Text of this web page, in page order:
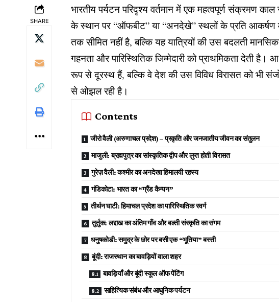
SHARE
भारतीय पर्यटन परिदृश्य वर्तमान में एक महत्वपूर्ण संक्रमण
के स्थान पर “ऑफबीट” या “अनदेखे” स्थलों के प्रति आकर्षण
तक सीमित नहीं है, बल्कि यह यात्रियों की उस बदलती
गहनता और पारिस्थितिक जिम्मेदारी को प्राथमिकता
रूप से दूरस्थ हैं, बल्कि वे देश की उस विविध विरासत को भी
से ओझल रही है।
Contents
जीरो वैली (अरुणाचल प्रदेश) – प्रकृति और जनजातीय जीवन का संतुलन
माजुली: ब्रह्मपुत्र का सांस्कृतिक द्वीप और लुप्त होती विरासत
गुरेज़ वैली: कश्मीर का अनदेखा हिमालयी रहस्य
गंडिकोटा: भारत का “ग्रैंड कैन्यन”
तीर्थन घाटी: हिमाचल प्रदेश का पारिस्थितिक स्वर्ग
तुर्तुक: लद्दाख का अंतिम गाँव और बल्ती संस्कृति का संगम
धनुषकोडी: समुद्र के छोर पर बसी एक “भूतिया” बस्ती
बूंदी: राजस्थान का बावड़ियों वाला शहर
बावड़ियाँ और बूंदी स्कूल ऑफ पेंटिंग
साहित्यिक संबंध और आधुनिक पर्यटन